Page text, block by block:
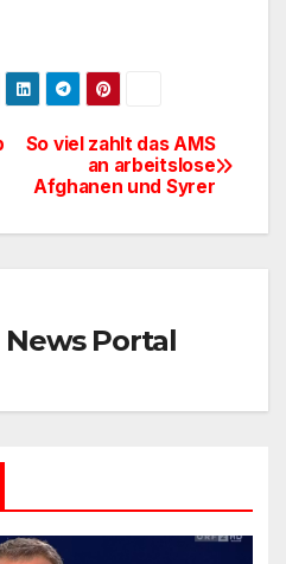
So viel zahlt das AMS
an arbeitslose
Afghanen und Syrer
News Portal